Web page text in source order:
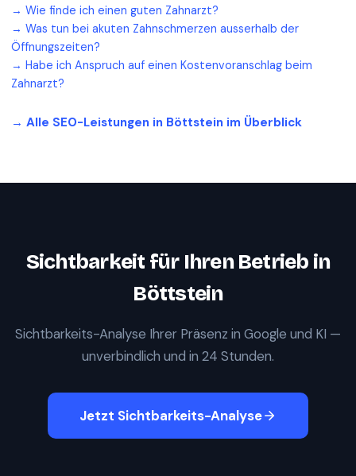
→ Wie finde ich einen guten Zahnarzt?
→ Was tun bei akuten Zahnschmerzen ausserhalb der
Öffnungszeiten?
→ Habe ich Anspruch auf einen Kostenvoranschlag beim
Zahnarzt?
→ Alle SEO-Leistungen in Böttstein im Überblick
Sichtbarkeit für Ihren Betrieb in
Böttstein
Sichtbarkeits-Analyse Ihrer Präsenz in Google und KI —
unverbindlich und in 24 Stunden.
Jetzt Sichtbarkeits-Analyse